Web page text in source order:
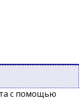
с помощью